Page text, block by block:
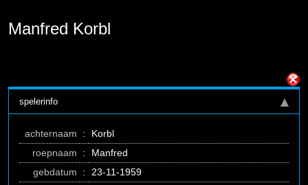
Manfred Korbl
spelerinfo
achternaam :
Korbl
roepnaam
:
Manfred
gebdatum
:
23-11-1959